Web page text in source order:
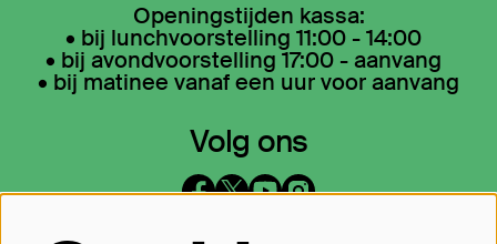
Openingstijden kassa:
• bij lunchvoorstelling 11:00 - 14:00
• bij avondvoorstelling 17:00 - aanvang
• bij matinee vanaf een uur voor aanvang
Volg ons